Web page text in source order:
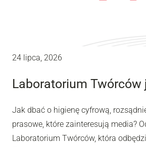
24 lipca, 2026
Laboratorium Twórców
Jak dbać o higienę cyfrową,
prasowe, które zainteresują media?
Laboratorium Twórców, która